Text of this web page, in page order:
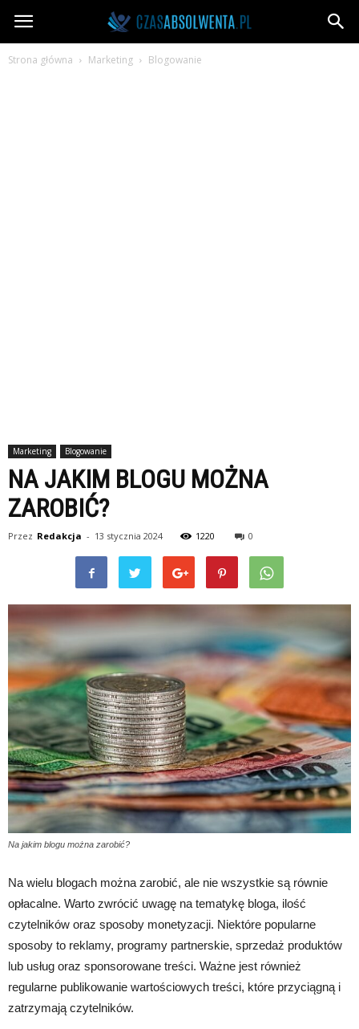
CzasAbsolwenta.pl
Strona główna Marketing Blogowanie
Marketing Blogowanie
NA JAKIM BLOGU MOŻNA
ZAROBIĆ?
Przez Redakcja - 13 stycznia 2024 1220 0
Na jakim blogu można zarobić?
Na wielu blogach można zarobić, ale nie wszystkie są równie
opłacalne. Warto zwrócić uwagę na tematykę bloga, ilość
czytelników oraz sposoby monetyzacji. Niektóre popularne
sposoby to reklamy, programy partnerskie, sprzedaż produktów
lub usług oraz sponsorowane treści. Ważne jest również
regularne publikowanie wartościowych treści, które przyciągną i
zatrzymają czytelników.